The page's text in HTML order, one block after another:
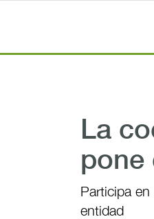
La
pone
Participa
entidad